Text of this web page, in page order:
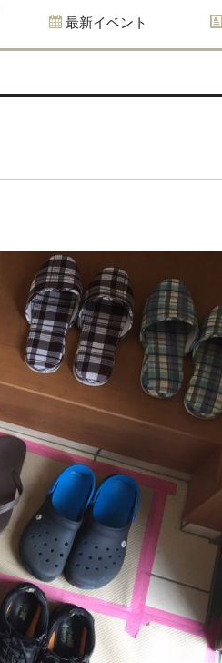
最新イベント